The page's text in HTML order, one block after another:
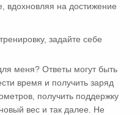
вдохновляя на достижение
задайте себе
меня? Ответы могут быть
время и получить заряд
получить поддержку
вес и так далее. Не